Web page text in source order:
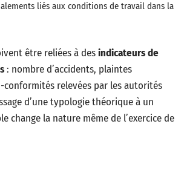
liés aux conditions de travail dans la
être reliées à desindicateurs de
: nombre d’accidents, plaintes
conformités relevées par les autorités
d’une typologie théorique à un
change la nature même de l’exercice de